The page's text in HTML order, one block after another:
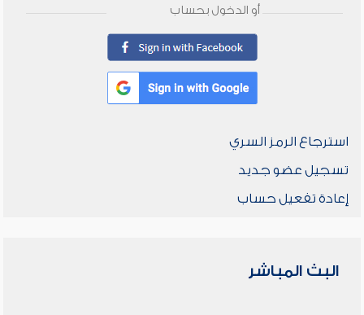
أو الدخول بحساب
استرجاع الرمز السري
تسجيل عضو جديد
إعادة تفعيل حساب
البث المباشر